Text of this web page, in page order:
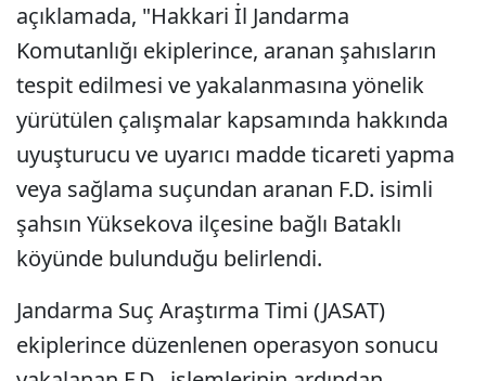
açıklamada, "Hakkari İl Jandarma
Komutanlığı ekiplerince, aranan şahısların
tespit edilmesi ve yakalanmasına yönelik
yürütülen çalışmalar kapsamında hakkında
uyuşturucu ve uyarıcı madde ticareti yapma
veya sağlama suçundan aranan F.D. isimli
şahsın Yüksekova ilçesine bağlı Bataklı
köyünde bulunduğu belirlendi.
Jandarma Suç Araştırma Timi (JASAT)
ekiplerince düzenlenen operasyon sonucu